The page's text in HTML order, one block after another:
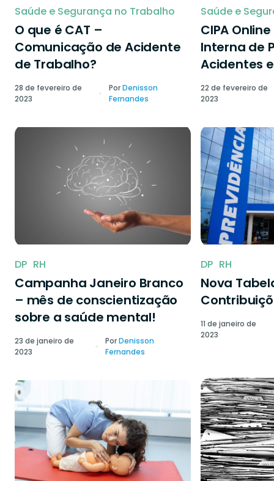
Saúde e Segurança no Trabalho
O que é CAT –
Comunicação de Acidente
de Trabalho?
28 de fevereiro de
2023
PorDenisson
Fernandes
Saúde e
CIPA
Interna de
Acidentes
22 de fevereiro de
2023
DP RH
Campanha Janeiro Branco
– mês de conscientização
sobre a saúde mental!
23 de janeiro de
2023
PorDenisson
Fernandes
DP RH
Nova
11 de janeiro de
2023